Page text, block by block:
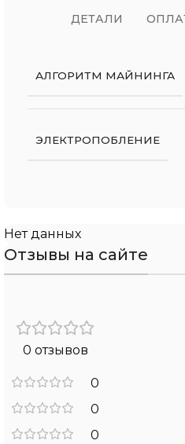
ДЕТАЛИ
АЛГОРИТМ МАЙНИНГА
ЭЛЕКТРОПОБЛЕНИЕ
Нет данных
Отзывы на сайте
0 отзывов
0
0
0